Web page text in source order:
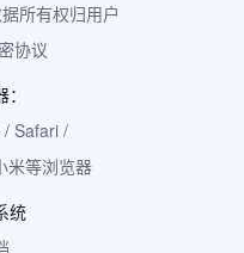
所有权归用户
协议
Safari /
米等浏览器
统